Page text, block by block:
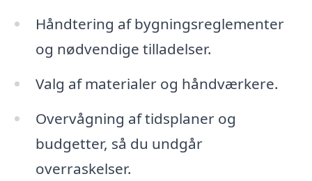
Håndtering af bygningsreglementer
og nødvendige tilladelser.
Valg af materialer og håndværkere.
Overvågning af tidsplaner og
budgetter, så du undgår
overraskelser.